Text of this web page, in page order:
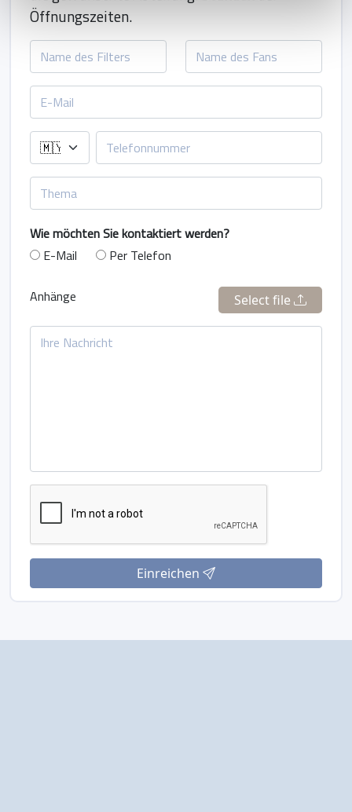
Öffnungszeiten.
Wie möchten Sie kontaktiert werden?
E-Mail
Per Telefon
Anhänge Select file
Einreichen